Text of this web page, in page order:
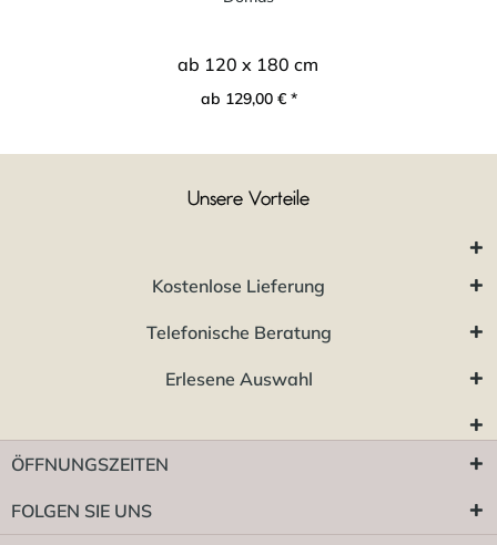
ab 120 x 180 cm
ab 129,00 € *
Unsere Vorteile
Kostenlose Lieferung
Telefonische Beratung
Erlesene Auswahl
ÖFFNUNGSZEITEN
FOLGEN SIE UNS